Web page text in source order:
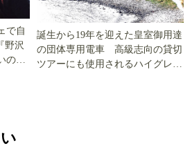
で自
野沢
の
誕生から19年を迎えた皇室御用達
の団体専用電車 高級志向の貸切
ツアーにも使用されるハイグレー